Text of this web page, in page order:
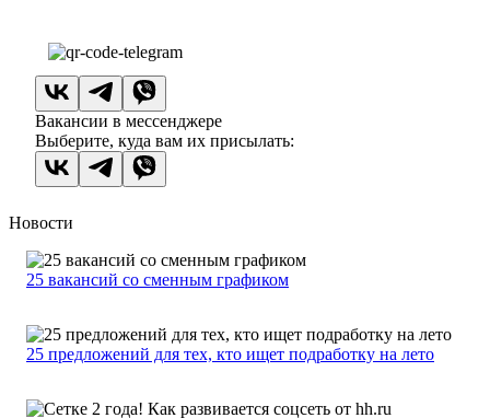
Вакансии в мессенджере
Выберите, куда вам их присылать:
Новости
25 вакансий со сменным графиком
25 предложений для тех, кто ищет подработку на лето